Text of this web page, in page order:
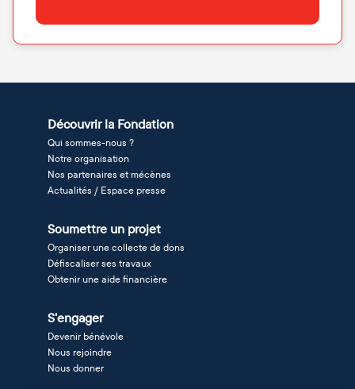
Découvrir la Fondation
Qui sommes-nous ?
Notre organisation
Nos partenaires et mécènes
Actualités / Espace presse
Soumettre un projet
Organiser une collecte de dons
Défiscaliser ses travaux
Obtenir une aide financière
S'engager
Devenir bénévole
Nous rejoindre
Nous donner